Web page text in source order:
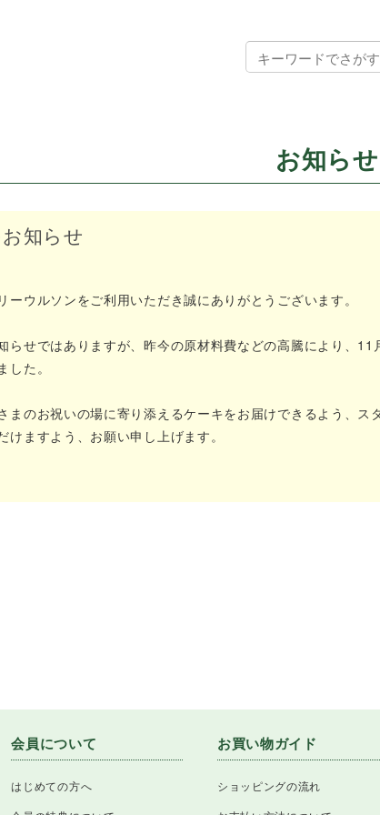
お知らせ
知らせ
ーウルソンをご利用いただき誠にありがとうございます。
らせではありますが、昨今の原材料費などの高騰により、
した。
まのお祝いの場に寄り添えるケーキをお届けできるよう、ス
けますよう、お願い申し上げます。
会員について
はじめての方へ
お買い物ガイド
ショッピングの流れ